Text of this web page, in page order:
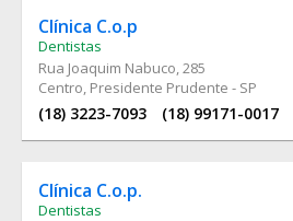
Clínica C.o.p
Dentistas
Rua Joaquim Nabuco, 285
Centro, Presidente Prudente - SP
(18) 3223-7093 (18) 99171-0017
Clínica C.o.p.
Dentistas